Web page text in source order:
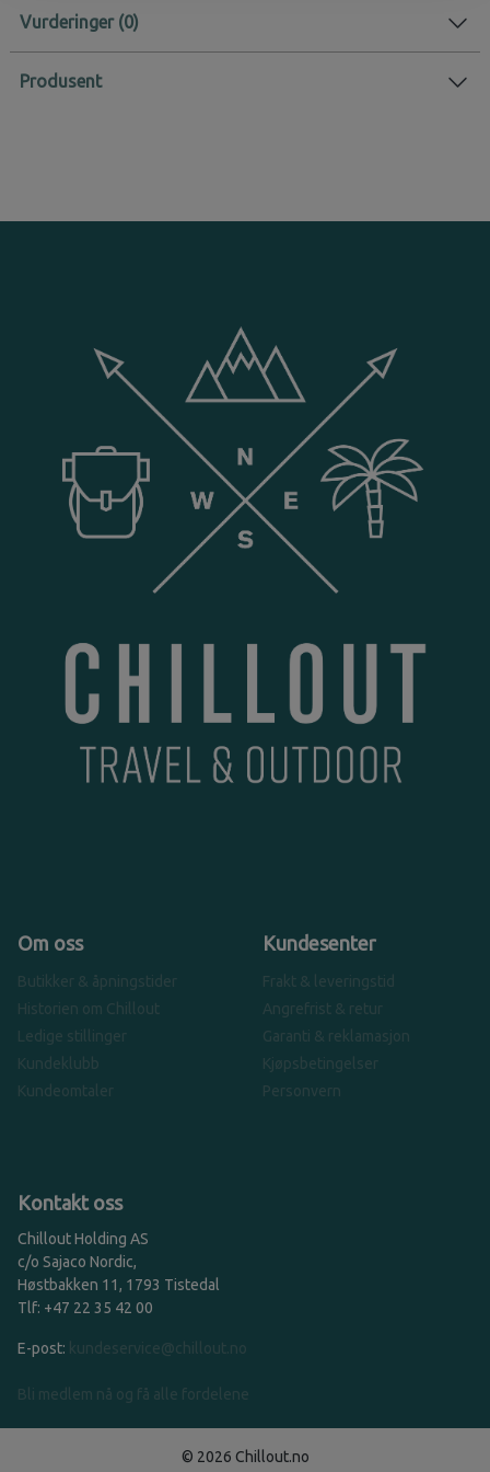
Vurderinger
Produsent
Om oss
Butikker & åpningstider
Historien om Chillout
Ledige stillinger
Kundeklubb
Kundeomtaler
Kundesenter
Frakt & leveringstid
Angrefrist & retur
Garanti & reklamasjon
Kjøpsbetingelser
Personvern
Kontakt oss
Chillout Holding AS
c/o Sajaco Nordic,
Høstbakken 11, 1793 Tistedal
Tlf: +47 22 35 42 00
E-post: kundeservice@chillout.no
Bli medlem nå og få alle fordelene
© 2026 Chillout.no